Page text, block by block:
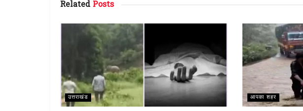
o
k p
RelatedPosts
उत्तराखंड आपका शहर